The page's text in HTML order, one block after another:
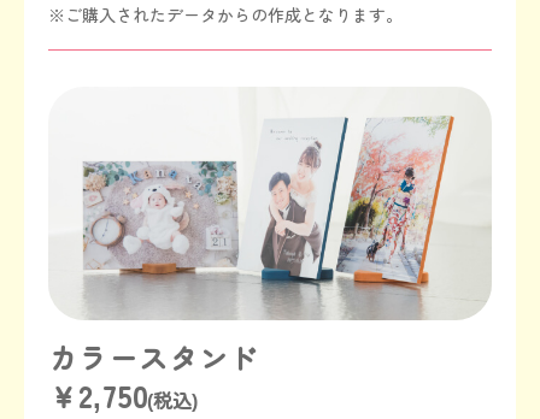
※ご購入されたデータからの作成となります。
カラースタンド
￥2,750(税込)